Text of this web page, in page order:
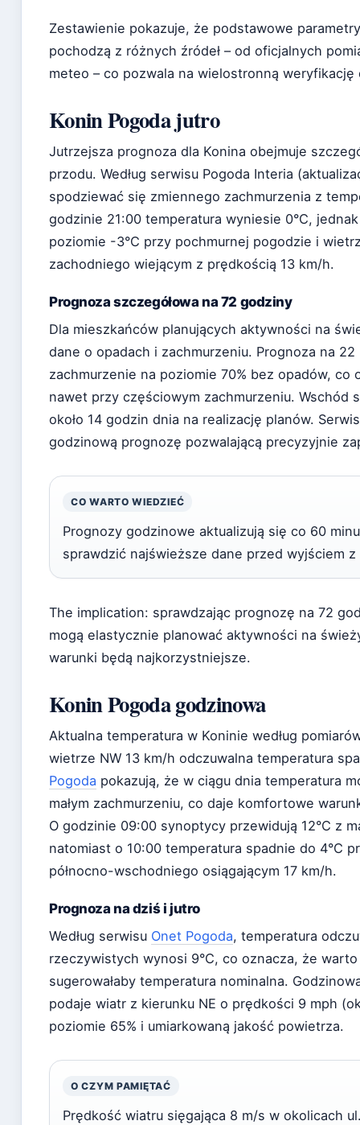
Zestawienie pokazuje, że podstawowe
pochodzą z różnych źródeł – od oficjalnych
meteo – co pozwala na wielostronną weryfikację
Konin Pogoda jutro
Jutrzejsza prognoza dla Konina obejmuje
przodu. Według serwisu Pogoda Interia
spodziewać się zmiennego zachmurzenia z
godzinie 21:00 temperatura wyniesie 0°C,
poziomie -3°C przy pochmurnej pogodzie i
zachodniego wiejącym z prędkością 13 km/h.
Prognoza szczegółowa na 72 godziny
Dla mieszkańców planujących aktywności na
dane o opadach i zachmurzeniu. Prognoza na
zachmurzenie na poziomie 70% bez opadów, co
nawet przy częściowym zachmurzeniu. Wschód
około 14 godzin dnia na realizację planów.
godzinową prognozę pozwalającą precyzyjnie
CO WARTO WIEDZIEĆ
Prognozy godzinowe aktualizują się co 60
sprawdzić najświeższe dane przed wyjściem z
The implication: sprawdzając prognozę na 72
mogą elastycznie planować aktywności na
warunki będą najkorzystniejsze.
Konin Pogoda godzinowa
Aktualna temperatura w Koninie według
wietrze NW 13 km/h odczuwalna temperatura
Pogoda pokazują, że w ciągu dnia temperatura
małym zachmurzeniu, co daje komfortowe
O godzinie 09:00 synoptycy przewidują 12°C z
natomiast o 10:00 temperatura spadnie do 4°C
północno-wschodniego osiągającym 17 km/h.
Prognoza na dziś i jutro
Według serwisu Onet Pogoda, temperatura
rzeczywistych wynosi 9°C, co oznacza, że
sugerowałaby temperatura nominalna.
podaje wiatr z kierunku NE o prędkości 9 mph
poziomie 65% i umiarkowaną jakość powietrza.
O CZYM PAMIĘTAĆ
Prędkość wiatru sięgająca 8 m/s w okolicach